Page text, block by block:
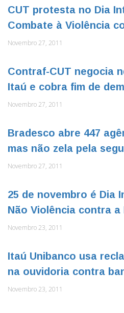
CUT protesta no Dia
Combate à Violência
Novembro 27, 2011
Contraf-CUT negocia
Itaú e cobra fim de
Novembro 27, 2011
Bradesco abre 447
mas não zela pela
Novembro 27, 2011
25 de novembro é Dia
Não Violência contra a
Novembro 23, 2011
Itaú Unibanco usa
na ouvidoria contra
Novembro 23, 2011